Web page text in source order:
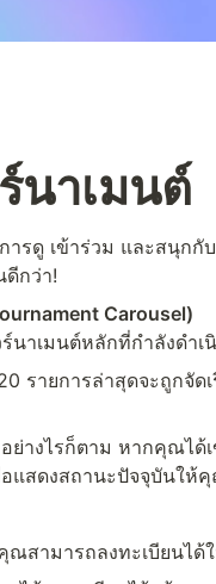
นาเมนต์
ดู เข้าร่วม และสนุกกั
ดีกว่า!
Carousel)
าเมนต์หลักที่กำลังดำเ
รายการล่าสุดจะถูกจั
อย่างไรก็ตาม หากคุณได้
แสดงสถานะปัจจุบันให้
ณสามารถลงทะเบียนไ